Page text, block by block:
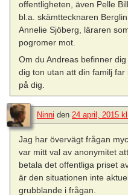
offentligheten, även Pelle
bl.a. skämttecknaren
Annelie Sjöberg, läraren
pogromer mot.
Om du Andreas befinner
dig ton utan att din familj
på dig.
Ninni den 24 april, 2015
Jag har övervägt frågan
var mitt val av anonymitet
betala det offentliga priset
är den situationen inte
grubblande i frågan.